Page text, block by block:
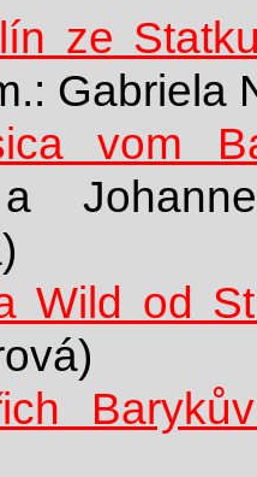
ze
Gabriela
vom
a
Wild od